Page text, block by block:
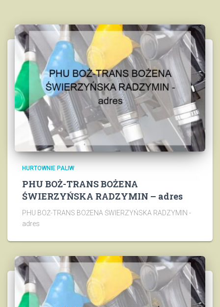
HURTOWNIE PALIW
PHU BOŻ-TRANS BOŻENA
ŚWIERZYŃSKA RADZYMIN – adres
PHU BOŻ-TRANS BOŻENA ŚWIERZYŃSKA RADZYMIN -
adres